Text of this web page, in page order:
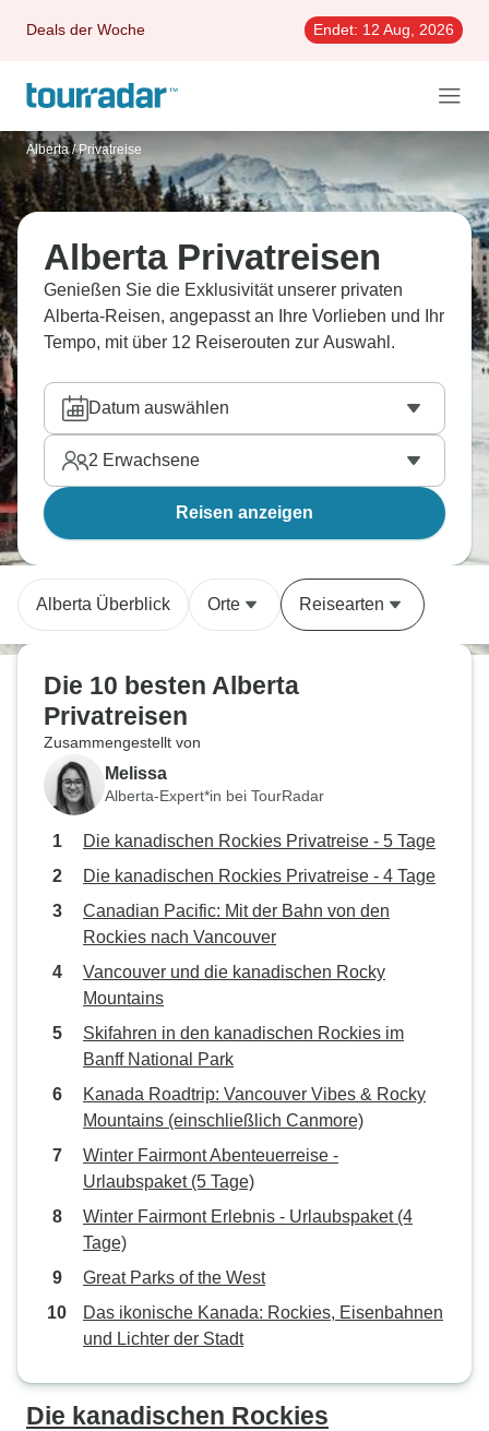
Deals der Woche Endet: 12 Aug, 2026
Alberta / Privatreise
Alberta Privatreisen
Genießen Sie die Exklusivität unserer privaten
Alberta-Reisen, angepasst an Ihre Vorlieben und Ihr
Tempo, mit über 12 Reiserouten zur Auswahl.
Datum auswählen
2 Erwachsene
Reisen anzeigen
Alberta Überblick Orte Reisearten
Die 10 besten Alberta
Privatreisen
Zusammengestellt von
Melissa
Alberta-Expert*in bei TourRadar
Die kanadischen Rockies Privatreise - 5 Tage
Die kanadischen Rockies Privatreise - 4 Tage
Canadian Pacific: Mit der Bahn von den
Rockies nach Vancouver
Vancouver und die kanadischen Rocky
Mountains
Skifahren in den kanadischen Rockies im
Banff National Park
Kanada Roadtrip: Vancouver Vibes & Rocky
Mountains (einschließlich Canmore)
Winter Fairmont Abenteuerreise -
Urlaubspaket (5 Tage)
Winter Fairmont Erlebnis - Urlaubspaket (4
Tage)
Great Parks of the West
Das ikonische Kanada: Rockies, Eisenbahnen
und Lichter der Stadt
Die kanadischen Rockies